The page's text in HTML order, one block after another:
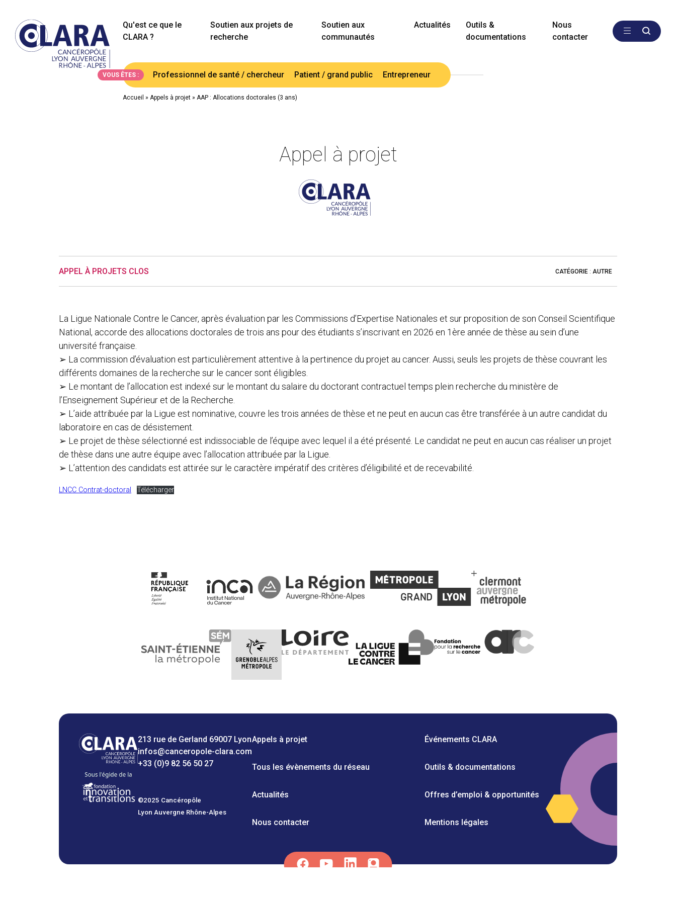
Qu'est ce que le
CLARA ?
Soutien aux projets de
recherche
Soutien aux
communautés
Actualités
Outils &
documentations
Nous
contacter
VOUS ÊTES : Professionnel de santé / chercheur Patient / grand public Entrepreneur
Accueil » Appels à projet» AAP : Allocations doctorales (3 ans)
Appel à projet
APPEL À PROJETS CLOS CATÉGORIE : AUTRE
La Ligue Nationale Contre le Cancer, après évaluation par les Commissions d’Expertise Nationales et sur proposition de son Conseil Scientifique
National, accorde des allocations doctorales de trois ans pour des étudiants s’inscrivant en 2026 en 1ère année de thèse au sein d’une
université française.
➢ La commission d’évaluation est particulièrement attentive à la pertinence du projet au cancer. Aussi, seuls les projets de thèse couvrant les
différents domaines de la recherche sur le cancer sont éligibles.
➢ Le montant de l’allocation est indexé sur le montant du salaire du doctorant contractuel temps plein recherche du ministère de
l’Enseignement Supérieur et de la Recherche.
➢ L’aide attribuée par la Ligue est nominative, couvre les trois années de thèse et ne peut en aucun cas être transférée à un autre candidat du
laboratoire en cas de désistement.
➢ Le projet de thèse sélectionné est indissociable de l’équipe avec lequel il a été présenté. Le candidat ne peut en aucun cas réaliser un projet
de thèse dans une autre équipe avec l’allocation attribuée par la Ligue.
➢ L’attention des candidats est attirée sur le caractère impératif des critères d’éligibilité et de recevabilité.
LNCC Contrat-doctoral Télécharger
213 rue de Gerland 69007 Lyon
infos@canceropole-clara.com
+33 (0)9 82 56 50 27
©2025 Cancéropôle
Lyon Auvergne Rhône-Alpes
Appels à projet Événements CLARA
Tous les évènements du réseau Outils & documentations
Actualités Offres d’emploi & opportunités
Nous contacter Mentions légales